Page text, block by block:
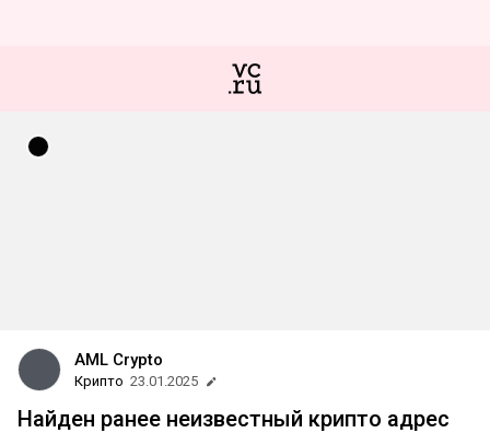
AML Crypto
Крипто 23.01.2025
Найден ранее неизвестный крипто адрес